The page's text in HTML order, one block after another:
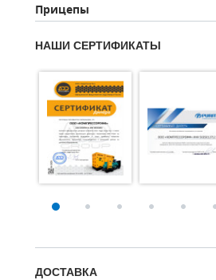
Прицепы
НАШИ СЕРТИФИКАТЫ
ДОСТАВКА
ДЛЯ ВАКУУМНЫХ НАСОСОВ